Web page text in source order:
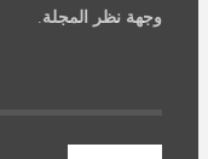
وجهة نظر المجلة